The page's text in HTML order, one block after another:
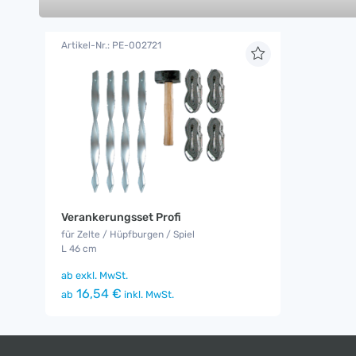
Artikel-Nr.: PE-002721
Verankerungsset Profi
für Zelte / Hüpfburgen / Spiel
L 46 cm
ab exkl. MwSt.
ab 16,54 € inkl. MwSt.